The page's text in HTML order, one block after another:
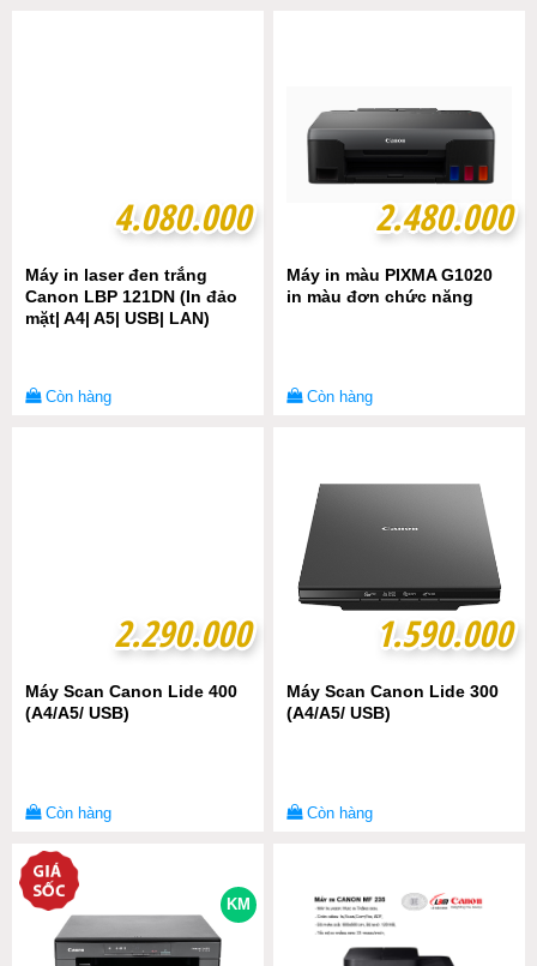
4.080.000
4.080.000
Máy in laser đen trắng
Canon LBP 121DN (In đảo
mặt| A4| A5| USB| LAN)
Còn hàng
2.480.000
2.480.000
Máy in màu PIXMA G1020
in màu đơn chức năng
Còn hàng
2.290.000
2.290.000
Máy Scan Canon Lide 400
(A4/A5/ USB)
Còn hàng
1.590.000
1.590.000
Máy Scan Canon Lide 300
(A4/A5/ USB)
Còn hàng
KM